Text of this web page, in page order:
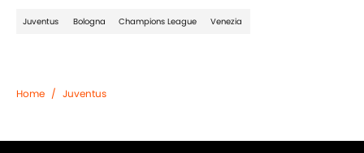
Juventus Bologna Champions League Venezia
Home / Juventus